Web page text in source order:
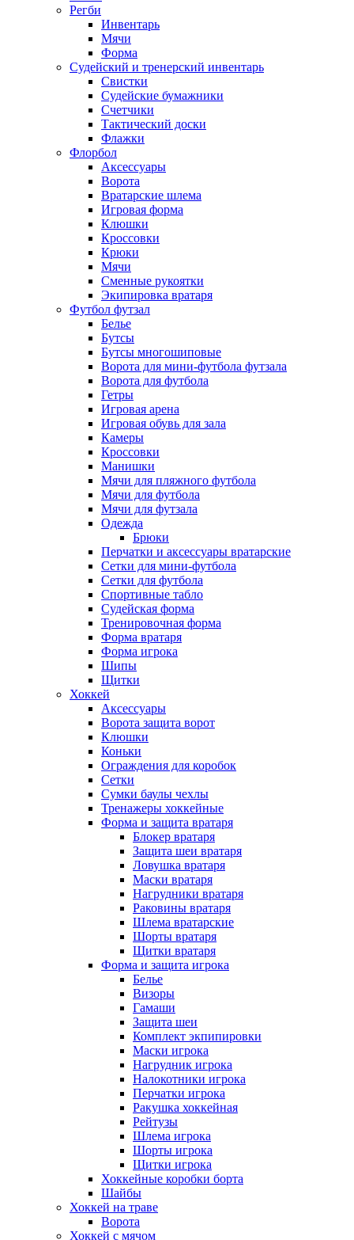
Регби
Инвентарь
Мячи
Форма
Судейский и тренерский инвентарь
Свистки
Судейские бумажники
Счетчики
Тактический доски
Флажки
Флорбол
Аксессуары
Ворота
Вратарские шлема
Игровая форма
Клюшки
Кроссовки
Крюки
Мячи
Сменные рукоятки
Экипировка вратаря
Футбол футзал
Белье
Бутсы
Бутсы многошиповые
Ворота для мини-футбола футзала
Ворота для футбола
Гетры
Игровая арена
Игровая обувь для зала
Камеры
Кроссовки
Манишки
Мячи для пляжного футбола
Мячи для футбола
Мячи для футзала
Одежда
Брюки
Перчатки и аксессуары вратарские
Сетки для мини-футбола
Сетки для футбола
Спортивные табло
Судейская форма
Тренировочная форма
Форма вратаря
Форма игрока
Шипы
Щитки
Хоккей
Аксессуары
Ворота защита ворот
Клюшки
Коньки
Ограждения для коробок
Сетки
Сумки баулы чехлы
Тренажеры хоккейные
Форма и защита вратаря
Блокер вратаря
Защита шеи вратаря
Ловушка вратаря
Маски вратаря
Нагрудники вратаря
Раковины вратаря
Шлема вратарские
Шорты вратаря
Щитки вратаря
Форма и защита игрока
Белье
Визоры
Гамаши
Защита шеи
Комплект экпипировки
Маски игрока
Нагрудник игрока
Налокотники игрока
Перчатки игрока
Ракушка хоккейная
Рейтузы
Шлема игрока
Шорты игрока
Щитки игрока
Хоккейные коробки борта
Шайбы
Хоккей на траве
Ворота
Хоккей с мячом